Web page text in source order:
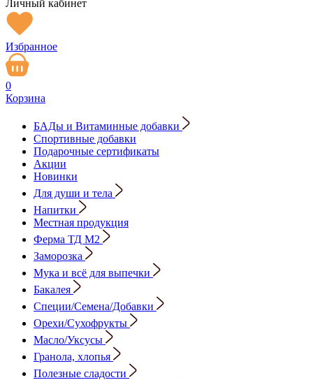
Личный кабинет
Избранное
0
Корзина
БАДы и Витаминные добавки
Спортивные добавки
Подарочные сертификаты
Акции
Новинки
Для души и тела
Напитки
Местная продукция
Ферма ТД М2
Заморозка
Мука и всё для выпечки
Бакалея
Специи/Семена/Добавки
Орехи/Сухофрукты
Масло/Уксусы
Гранола, хлопья
Полезные сладости